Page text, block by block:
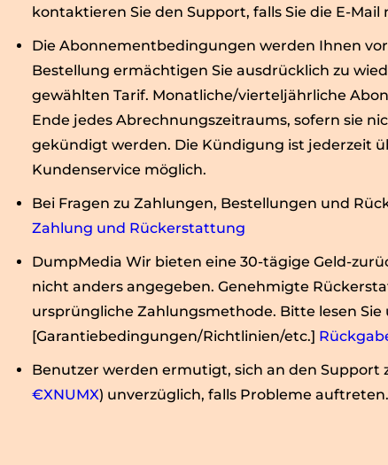
kontaktieren Sie den Support, falls Sie die E-
Die Abonnementbedingungen werden Ihnen
Bestellung ermächtigen Sie ausdrücklich zu
gewählten Tarif. Monatliche/vierteljährliche
Ende jedes Abrechnungszeitraums, sofern sie
gekündigt werden. Die Kündigung ist jederzeit
Kundenservice möglich.
Bei Fragen zu Zahlungen, Bestellungen und
Zahlung und Rückerstattung
DumpMedia Wir bieten eine 30-tägige Geld-
nicht anders angegeben. Genehmigte
ursprüngliche Zahlungsmethode. Bitte lesen Sie
[Garantiebedingungen/Richtlinien/etc.]
Benutzer werden ermutigt, sich an den Support
€XNUMX) unverzüglich, falls Probleme auftreten.